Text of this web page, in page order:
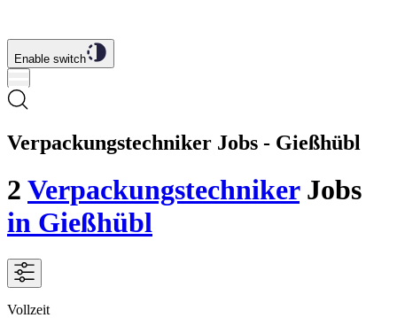
Enable switch
Verpackungstechniker Jobs - Gießhübl
2 VerpackungstechnikerJobs
in Gießhübl
Vollzeit